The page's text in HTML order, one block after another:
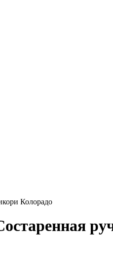
Колорадо